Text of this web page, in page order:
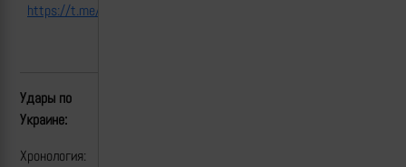
https://t.me/mod_russia/52208
Удары по
Украине:
Хронология: